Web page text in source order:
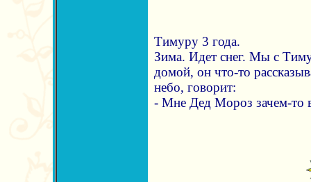
Тимуру 3 года.
Зима. Идет снег. Мы с
домой, он что-то
небо, говорит:
- Мне Дед Мороз зачем-то